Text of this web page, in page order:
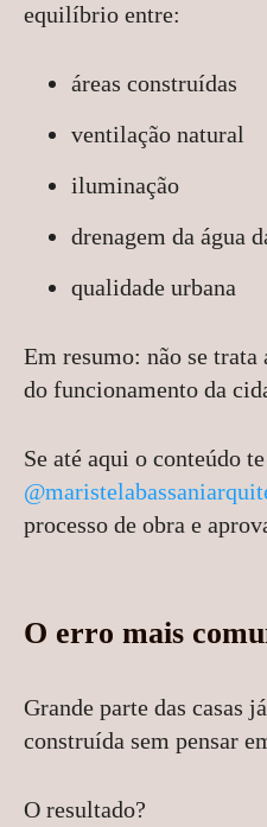
equilíbrio entre:
áreas construídas
ventilação natural
iluminação
drenagem da água
qualidade urbana
Em resumo: não se trata
do funcionamento da
Se até aqui o conteúdo
processo de obra e
O erro mais
Grande parte das casas
construída sem pensar
O resultado?